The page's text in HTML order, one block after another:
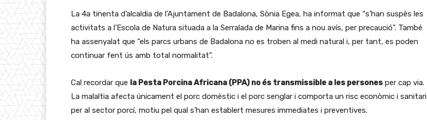
La 4a tinenta d’alcaldia de l’Ajuntament de Badalona, Sònia Egea, ha informat que “s’han suspès les
activitats a l’Escola de Natura situada a la Serralada de Marina fins a nou avís, per precaució”. També
ha assenyalat que “els parcs urbans de Badalona no es troben al medi natural i, per tant, es poden
continuar fent ús amb total normalitat”.
Cal recordar que la Pesta Porcina Africana (PPA) no és transmissible a les persones per cap via.
La malaltia afecta únicament el porc domèstic i el porc senglar i comporta un risc econòmic i sanitari
per al sector porcí, motiu pel qual s’han establert mesures immediates i preventives.